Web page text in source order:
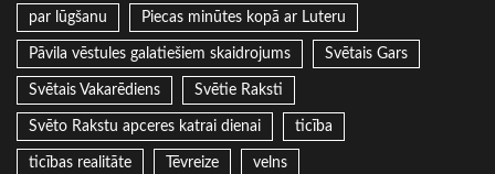
par lūgšanu Piecas minūtes kopā ar Luteru
Pāvila vēstules galatiešiem skaidrojums Svētais Gars
Svētais Vakarēdiens Svētie Raksti
Svēto Rakstu apceres katrai dienai ticība
ticības realitāte Tēvreize velns